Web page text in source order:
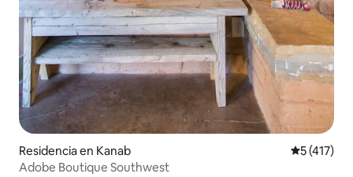
Residencia en Kanab
5 (417)
Adobe Boutique Southwest